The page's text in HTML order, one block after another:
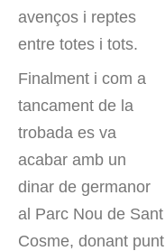
avenços i reptes
entre totes i tots.
Finalment i com a
tancament de la
trobada es va
acabar amb un
dinar de germanor
al Parc Nou de Sant
Cosme, donant punt